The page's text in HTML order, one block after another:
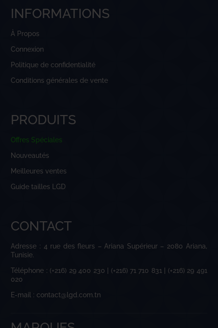
INFORMATIONS
À Propos
Connexion
Politique de confidentialité
Conditions générales de vente
PRODUITS
Offres Spéciales
Nouveautés
Meilleures ventes
Guide tailles LGD
CONTACT
Adresse : 4 rue des fleurs – Ariana Supérieur – 2080 Ariana,
Tunisie.
Téléphone : (+216) 29 400 230 | (+216) 71 710 831 | (+216) 29 491
020
E-mail : contact@lgd.com.tn